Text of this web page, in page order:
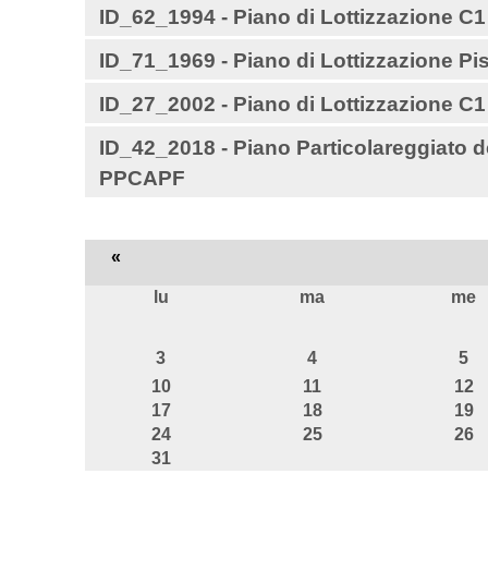
ID_62_1994 - Piano di Lottizzazione
ID_71_1969 - Piano di Lottizzazione
ID_27_2002 - Piano di Lottizzazione
ID_42_2018 - Piano Particolareggiato
PPCAPF
«
lu ma me
3 4
5
10
11
12
17
18
19
24
25
26
31